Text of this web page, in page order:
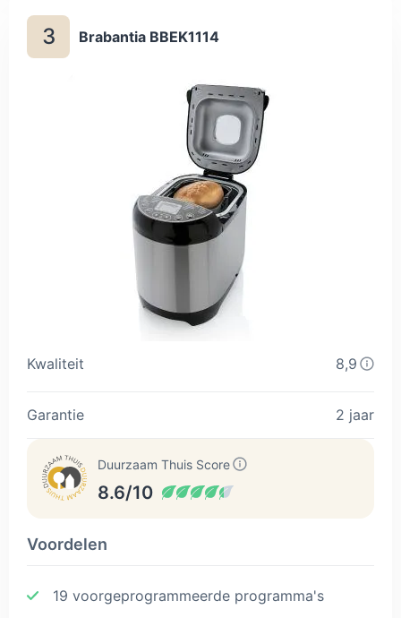
3 Brabantia BBEK1114
Kwaliteit 8,9
Garantie 2 jaar
Duurzaam Thuis Score
8.6/10
Voordelen
19 voorgeprogrammeerde programma's